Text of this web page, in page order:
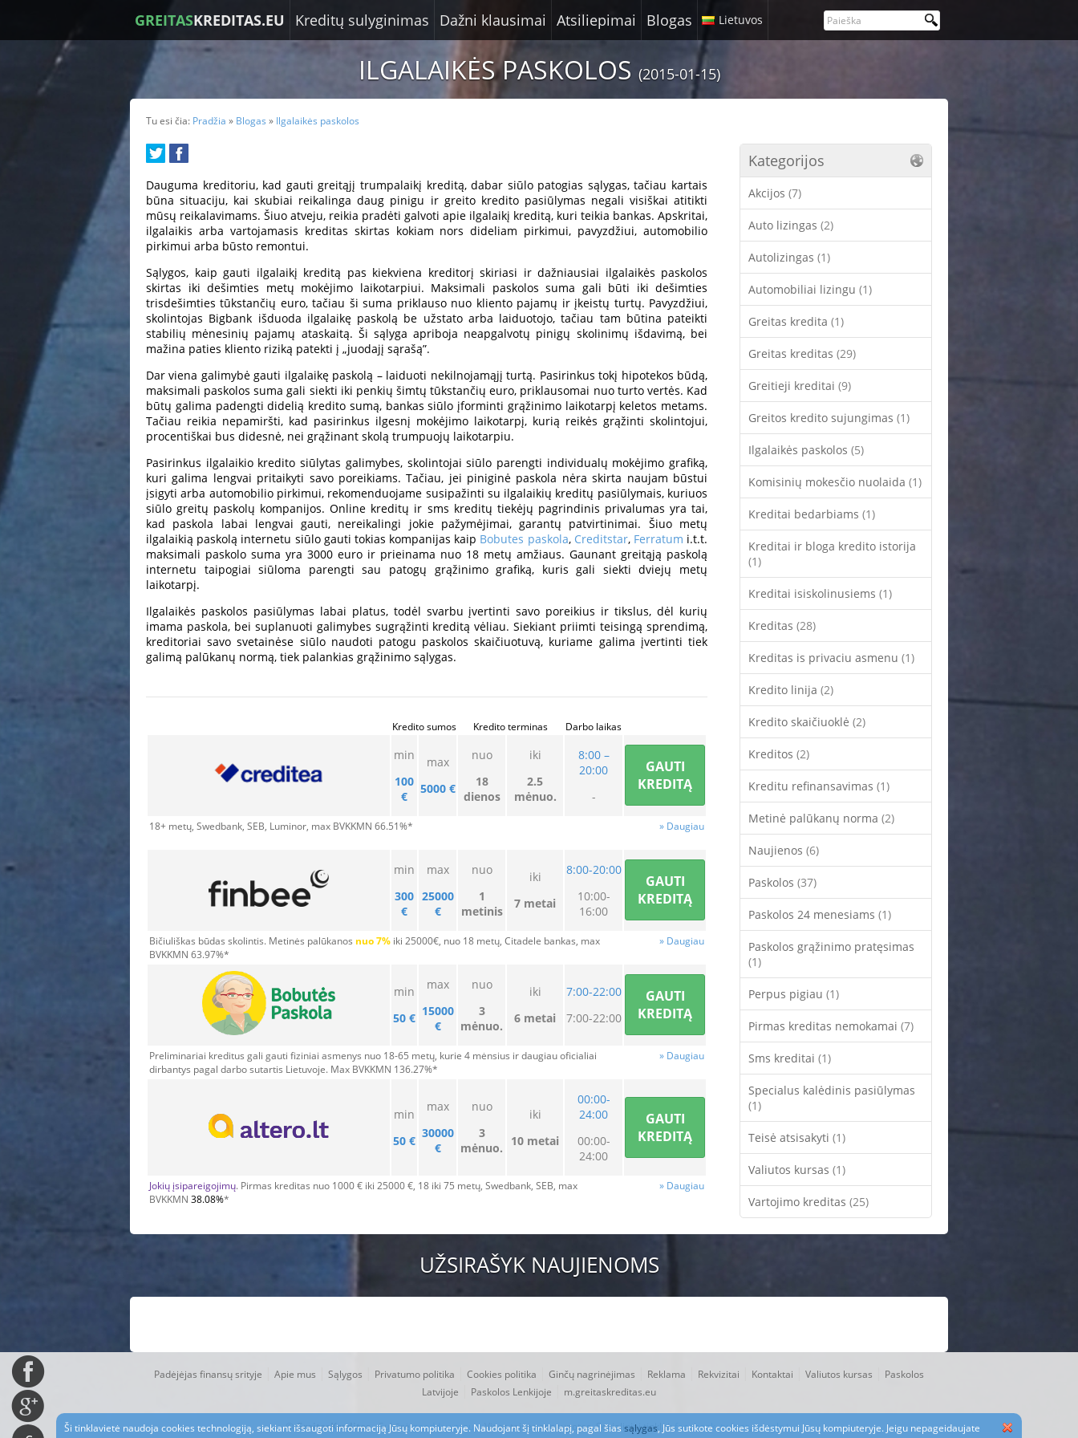
GREITASKREDITAS.EU Kreditų sulyginimas Dažni klausimai Atsiliepimai Blogas Lietuvos
ILGALAIKĖS PASKOLOS (2015-01-15)
Tu esi čia: Pradžia » Blogas » Ilgalaikės paskolos
Dauguma kreditoriu, kad gauti greitąjį trumpalaikį kreditą, dabar siūlo patogias sąlygas, tačiau kartais
būna situaciju, kai skubiai reikalinga daug pinigu ir greito kredito pasiūlymas negali visiškai atitikti
mūsų reikalavimams. Šiuo atveju, reikia pradėti galvoti apie ilgalaikį kreditą, kuri teikia bankas. Apskritai,
ilgalaikis arba vartojamasis kreditas skirtas kokiam nors dideliam pirkimui, pavyzdžiui, automobilio
pirkimui arba būsto remontui.
Sąlygos, kaip gauti ilgalaikį kreditą pas kiekviena kreditorį skiriasi ir dažniausiai ilgalaikės paskolos
skirtas iki dešimties metų mokėjimo laikotarpiui. Maksimali paskolos suma gali būti iki dešimties
trisdešimties tūkstančių euro, tačiau ši suma priklauso nuo kliento pajamų ir įkeistų turtų. Pavyzdžiui,
skolintojas Bigbank išduoda ilgalaikę paskolą be užstato arba laiduotojo, tačiau tam būtina pateikti
stabilių mėnesinių pajamų ataskaitą. Ši sąlyga apriboja neapgalvotų pinigų skolinimų išdavimą, bei
mažina paties kliento riziką patekti į „juodajį sąrašą”.
Dar viena galimybė gauti ilgalaikę paskolą – laiduoti nekilnojamąjį turtą. Pasirinkus tokį hipotekos būdą,
maksimali paskolos suma gali siekti iki penkių šimtų tūkstančių euro, priklausomai nuo turto vertės. Kad
būtų galima padengti didelią kredito sumą, bankas siūlo įforminti grąžinimo laikotarpį keletos metams.
Tačiau reikia nepamiršti, kad pasirinkus ilgesnį mokėjimo laikotarpį, kurią reikės grąžinti skolintojui,
procentiškai bus didesnė, nei grąžinant skolą trumpuojų laikotarpiu.
Pasirinkus ilgalaikio kredito siūlytas galimybes, skolintojai siūlo parengti individualų mokėjimo grafiką,
kuri galima lengvai pritaikyti savo poreikiams. Tačiau, jei piniginė paskola nėra skirta naujam būstui
įsigyti arba automobilio pirkimui, rekomenduojame susipažinti su ilgalaikių kreditų pasiūlymais, kuriuos
siūlo greitų paskolų kompanijos. Online kreditų ir sms kreditų tiekėjų pagrindinis privalumas yra tai,
kad paskola labai lengvai gauti, nereikalingi jokie pažymėjimai, garantų patvirtinimai. Šiuo metų
ilgalaikią paskolą internetu siūlo gauti tokias kompanijas kaip Bobutes paskola, Creditstar, Ferratum i.t.t.
maksimali paskolo suma yra 3000 euro ir prieinama nuo 18 metų amžiaus. Gaunant greitąją paskolą
internetu taipogiai siūloma parengti sau patogų grąžinimo grafiką, kuris gali siekti dviejų metų
laikotarpį.
Ilgalaikės paskolos pasiūlymas labai platus, todėl svarbu įvertinti savo poreikius ir tikslus, dėl kurių
imama paskola, bei suplanuoti galimybes sugrąžinti kreditą vėliau. Siekiant priimti teisingą sprendimą,
kreditoriai savo svetainėse siūlo naudoti patogu paskolos skaičiuotuvą, kuriame galima įvertinti tiek
galimą palūkanų normą, tiek palankias grąžinimo sąlygas.
Kredito sumos Kredito terminas Darbo laikas
min
100
€
max
5000 €
nuo
18
dienos
iki
2.5
mėnuo.
8:00 –
20:00
-
GAUTI
KREDITĄ
18+ metų, Swedbank, SEB, Luminor, max BVKKMN 66.51%* » Daugiau
min
300
€
max
25000
€
nuo
1
metinis
iki
7 metai
8:00-20:00
10:00-
16:00
GAUTI
KREDITĄ
Bičiuliškas būdas skolintis. Metinės palūkanos nuo 7% iki 25000€, nuo 18 metų, Citadele bankas, max
BVKKMN 63.97%*
» Daugiau
min
50 €
max
15000
€
nuo
3
mėnuo.
iki
6 metai
7:00-22:00
7:00-22:00
GAUTI
KREDITĄ
Preliminariai kreditus gali gauti fiziniai asmenys nuo 18-65 metų, kurie 4 mėnsius ir daugiau oficialiai
dirbantys pagal darbo sutartis Lietuvoje. Max BVKKMN 136.27%*
» Daugiau
min
50 €
max
30000
€
nuo
3
mėnuo.
iki
10 metai
00:00-
24:00
00:00-
24:00
GAUTI
KREDITĄ
Jokių įsipareigojimų. Pirmas kreditas nuo 1000 € iki 25000 €, 18 iki 75 metų, Swedbank, SEB, max
BVKKMN 38.08%*
» Daugiau
Kategorijos
Akcijos (7)
Auto lizingas (2)
Autolizingas (1)
Automobiliai lizingu (1)
Greitas kredita (1)
Greitas kreditas (29)
Greitieji kreditai (9)
Greitos kredito sujungimas (1)
Ilgalaikės paskolos (5)
Komisinių mokesčio nuolaida (1)
Kreditai bedarbiams (1)
Kreditai ir bloga kredito istorija
(1)
Kreditai isiskolinusiems (1)
Kreditas (28)
Kreditas is privaciu asmenu (1)
Kredito linija (2)
Kredito skaičiuoklė (2)
Kreditos (2)
Kreditu refinansavimas (1)
Metinė palūkanų norma (2)
Naujienos (6)
Paskolos (37)
Paskolos 24 menesiams (1)
Paskolos grąžinimo pratęsimas
(1)
Perpus pigiau (1)
Pirmas kreditas nemokamai (7)
Sms kreditai (1)
Specialus kalėdinis pasiūlymas
(1)
Teisė atsisakyti (1)
Valiutos kursas (1)
Vartojimo kreditas (25)
UŽSIRAŠYK NAUJIENOMS
Padėjėjas finansų srityje Apie mus Sąlygos Privatumo politika Cookies politika Ginčų nagrinėjimas Reklama Rekvizitai Kontaktai Valiutos kursas
Paskolos
Latvijoje
Paskolos Lenkijoje m.greitaskreditas.eu
©GreitasKreditas- Sukūrėgoodday.group. Visos teisės apsaugotos. Socialiniai tinklai: facebook ,twitter ,google+.
Ši tinklavietė naudoja cookies technologiją, siekiant išsaugoti informaciją Jūsų kompiuteryje. Naudojant šį tinklalapį, pagal šiassąlygas, Jūs sutikote cookies išdėstymui Jūsų kompiuteryje. Jeigu nepageidaujate